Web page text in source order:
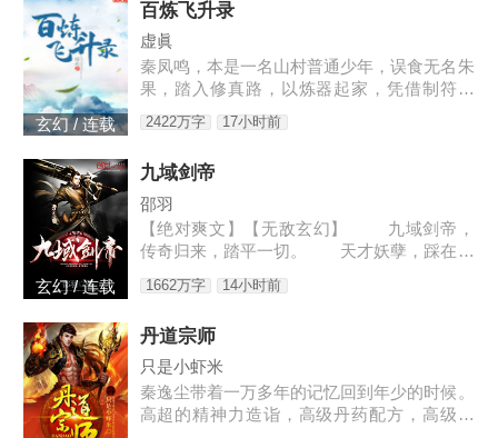
玄幻 / 连载
百炼飞升录
虚眞
秦凤鸣，本是一名山村普通少年，误食无名朱
果，踏入修真路，以炼器起家，凭借制符天
赋，只身闯荡荆棘密布的修仙界，本一切都顺
利非常，但却是有一难料之事发生在了他身
2422万字 17小时前
玄幻 / 连载
九域剑帝
邵羽
【绝对爽文】【无敌玄幻】 九域剑帝，
传奇归来，踏平一切。 天才妖孽，踩在脚
不犯人，人若犯我，灭他九族。 3w0-176
1662万字 14小时前
丹道宗师
只是小虾米
秦逸尘带着一万多年的记忆回到年少的时候。
高超的精神力造诣，高级丹药配方，高级武